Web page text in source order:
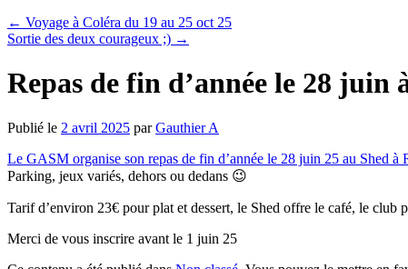
← Voyage à Coléra du 19 au 25 oct 25
Sortie des deux courageux ;) →
Repas de fin d’année le 28 juin
Publié le 2 avril 2025 par Gauthier A
Le GASM organise son repas de fin d’année le 28 juin 25 au Shed à
Parking, jeux variés, dehors ou dedans 😉
Tarif d’environ 23€ pour plat et dessert, le Shed offre le café, le club
Merci de vous inscrire avant le 1 juin 25